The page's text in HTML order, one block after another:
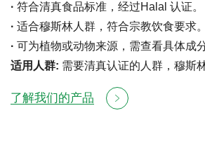
· 符合清真⻝品标准，经过Halal 认证。
· 适合穆斯林⼈群，符合宗教饮食要求。
· 可为植物或动物来源，需查看具体成分
适用人群: 需要清真认证的⼈群，穆斯
了解我们的产品